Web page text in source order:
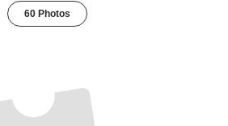
60 Photos